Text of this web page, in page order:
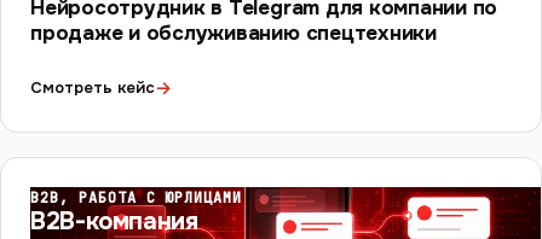
Нейросотрудник в Telegram для компании по
продаже и обслуживанию спецтехники
Смотреть кейс→
B2B, РАБОТА С ЮРЛИЦАМИ
B2B-компания